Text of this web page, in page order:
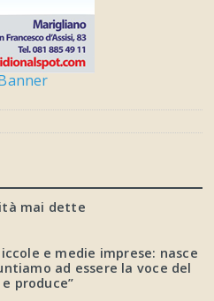
mai dette
e medie imprese: nasce
ad essere la voce del
produce”